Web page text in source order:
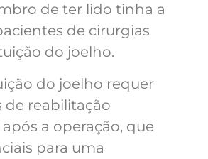
de ter lido tinha a
de cirurgias
do joelho.
do joelho requer
de reabilitação
a operação, que
para uma